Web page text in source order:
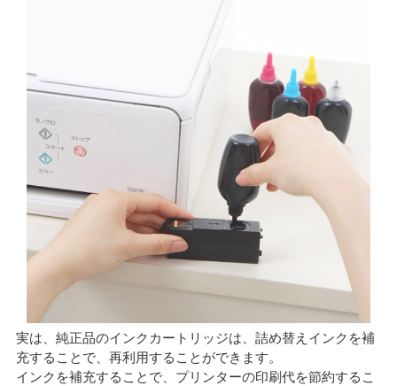
実は、純正品のインクカートリッジは、詰め替えインクを補
充することで、再利用することができます。
インクを補充することで、プリンターの印刷代を節約するこ